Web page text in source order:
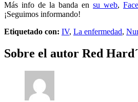
Más info de la banda en su web,
¡Seguimos informando!
Etiquetado con: IV, La enfermedad,
Sobre el autor Red